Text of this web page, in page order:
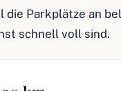
die Parkplätze an
schnell voll sind.